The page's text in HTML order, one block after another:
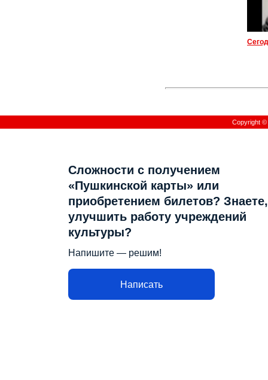
Copyright
Сложности с получением
«Пушкинской карты» или
приобретением билетов?
улучшить работу учреждений
культуры?
Напишите — решим!
Написать